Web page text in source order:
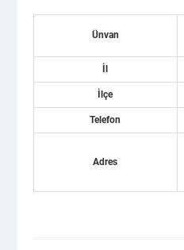
Ünvan
İl
İlçe
Telefon
Adres